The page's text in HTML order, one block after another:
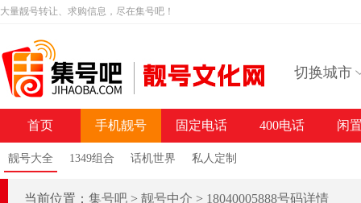
大量靓号转让、求购信息，尽在集号吧！
切换城市
首页 手机靓号
靓号大全 1349组合 话机世界 私人定制
固定电话 400电话 闲
当前位置： 集号吧 > 靓号中介 > 18040005888号码详情